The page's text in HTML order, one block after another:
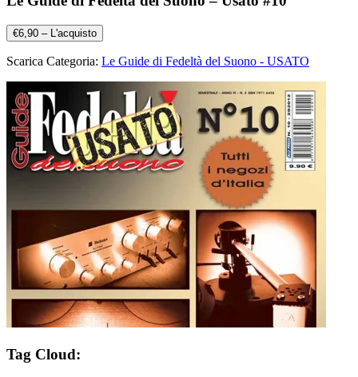
€6,90 – L'acquisto
Scarica Categoria: Le Guide di Fedeltà del Suono - USATO
Tag Cloud: